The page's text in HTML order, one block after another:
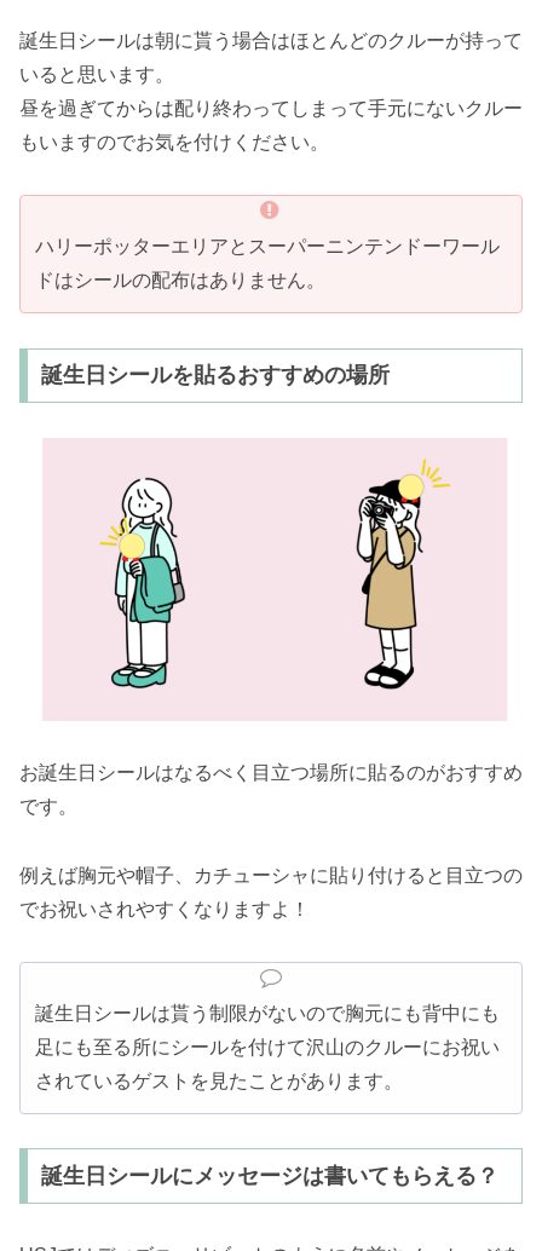
誕生日シールは朝に貰う場合はほとんどのクルーが持って
いると思います。
昼を過ぎてからは配り終わってしまって手元にないクルー
もいますのでお気を付けください。
ハリーポッターエリアとスーパーニンテンドーワール
ドはシールの配布はありません。
誕生日シールを貼るおすすめの場所
お誕生日シールはなるべく目立つ場所に貼るのがおすすめ
です。
例えば胸元や帽子、カチューシャに貼り付けると目立つの
でお祝いされやすくなりますよ！
誕生日シールは貰う制限がないので胸元にも背中にも
足にも至る所にシールを付けて沢山のクルーにお祝い
されているゲストを見たことがあります。
誕生日シールにメッセージは書いてもらえる？